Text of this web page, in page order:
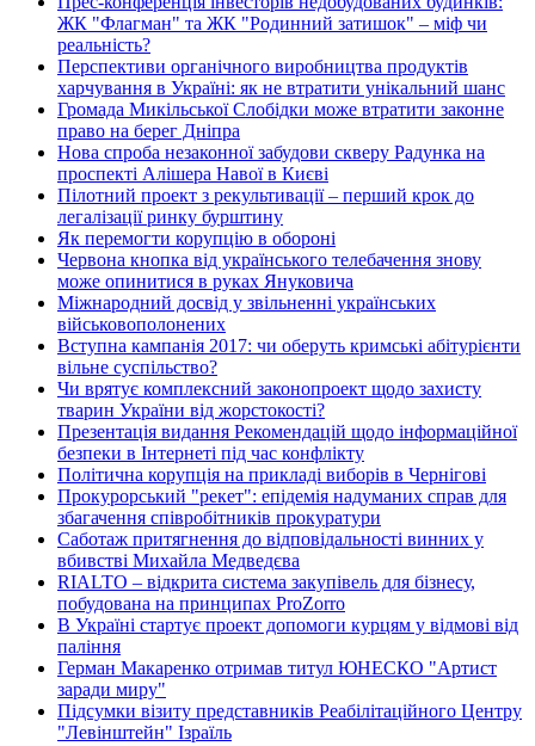
ЖК "Флагман" та ЖК "Родинний затишок" – міф чи
реальність?
Перспективи органічного виробництва продуктів
харчування в Україні: як не втратити унікальний шанс
Громада Микільської Слобідки може втратити законне
право на берег Дніпра
Нова спроба незаконної забудови скверу Радунка на
проспекті Алішера Навої в Києві
Пілотний проект з рекультивації – перший крок до
легалізації ринку бурштину
Як перемогти корупцію в обороні
Червона кнопка від українського телебачення знову
може опинитися в руках Януковича
Міжнародний досвід у звільненні українських
військовополонених
Вступна кампанія 2017: чи оберуть кримські абітурієнти
вільне суспільство?
Чи врятує комплексний законопроект щодо захисту
тварин України від жорстокості?
Презентація видання Рекомендацій щодо інформаційної
безпеки в Інтернеті під час конфлікту
Політична корупція на прикладі виборів в Чернігові
Прокурорський "рекет": епідемія надуманих справ для
збагачення співробітників прокуратури
Саботаж притягнення до відповідальності винних у
вбивстві Михайла Медведєва
RIALTO – відкрита система закупівель для бізнесу,
побудована на принципах ProZorro
В Україні стартує проект допомоги курцям у відмові від
паління
Герман Макаренко отримав титул ЮНЕСКО "Артист
заради миру"
Підсумки візиту представників Реабілітаційного Центру
"Левінштейн" Ізраїль